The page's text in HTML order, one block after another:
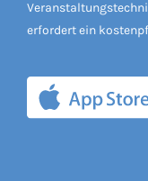
erfordert ein